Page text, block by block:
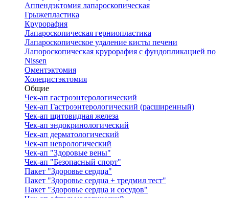
Аппендэктомия лапароскопическая
Грыжепластика
Крурорафия
Лапароскопическая герниопластика
Лапароскопическое удаление кисты печени
Лапороскопическая крурорафия с фундопликацией по
Nissen
Оментэктомия
Холецистэктомия
Общие
Чек-ап гастроэнтерологический
Чек-ап Гастроэнтерологический (расширенный)
Чек-ап щитовидная железа
Чек-ап эндокринологический
Чек-ап дерматологический
Чек-ап неврологический
Чек-ап "Здоровые вены"
Чек-ап "Безопасный спорт"
Пакет "Здоровье сердца"
Пакет "Здоровье сердца + тредмил тест"
Пакет "Здоровье сердца и сосудов"